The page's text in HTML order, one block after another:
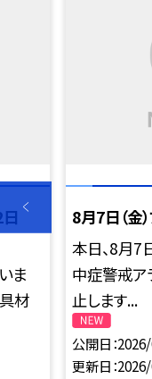
ま
材
8月7日（金
本日、8月7
中症警戒ア
止します...
公開日
更新日